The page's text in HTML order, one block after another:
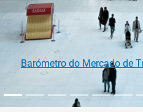
Estágios na Comissão Europeia